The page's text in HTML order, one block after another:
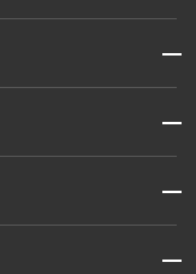
開閉
開閉
開閉
開閉